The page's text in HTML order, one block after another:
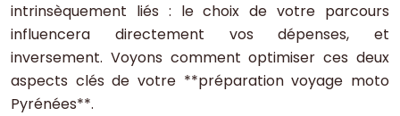
intrinsèquement liés : le choix de votre parcours
influencera directement vos dépenses, et
inversement. Voyons comment optimiser ces deux
aspects clés de votre **préparation voyage moto
Pyrénées**.